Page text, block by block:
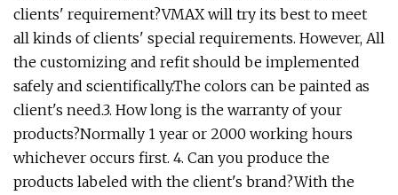
clients' requirement?VMAX will try its best to meet
all kinds of clients' special requirements. However, All
the customizing and refit should be implemented
safely and scientifically.The colors can be painted as
client's need.3. How long is the warranty of your
products?Normally 1 year or 2000 working hours
whichever occurs first. 4. Can you produce the
products labeled with the client's brand?With the